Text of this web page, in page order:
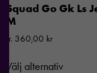
Squad Go Gk Ls
M
fr. 360,00 kr
Välj alternativ